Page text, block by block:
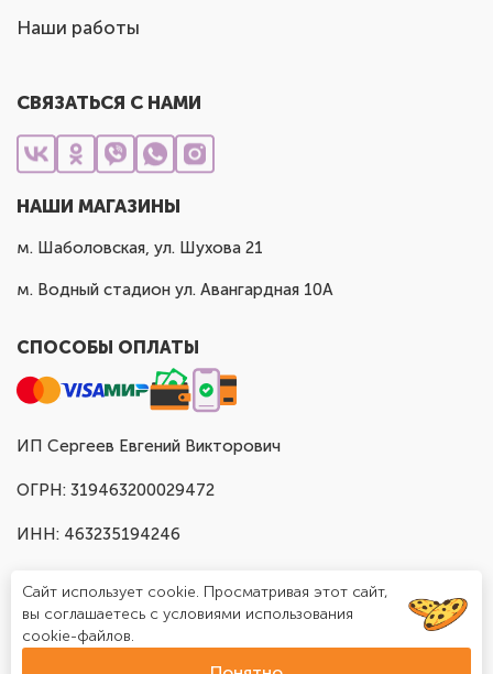
Наши работы
СВЯЗАТЬСЯ С НАМИ
НАШИ МАГАЗИНЫ
м. Шаболовская, ул. Шухова 21
м. Водный стадион ул. Авангардная 10А
СПОСОБЫ ОПЛАТЫ
ИП Сергеев Евгений Викторович
ОГРН: 319463200029472
ИНН: 463235194246
Сайт использует cookie. Просматривая этот сайт,
вы соглашаетесь с условиями использования
cookie-файлов.